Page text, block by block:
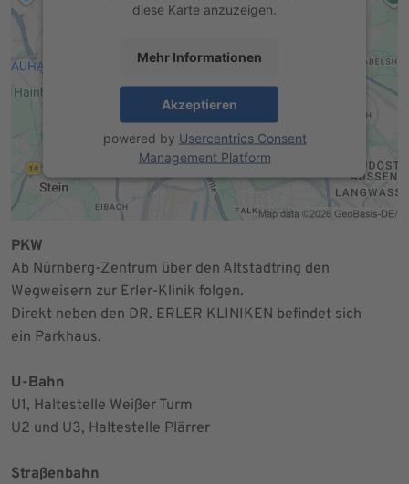
diese Karte anzuzeigen.
Mehr Informationen
Akzeptieren
powered by Usercentrics Consent
Management Platform
PKW
Ab Nürnberg-Zentrum über den Altstadtring den
Wegweisern zur Erler-Klinik folgen.
Direkt neben den DR. ERLER KLINIKEN befindet sich
ein Parkhaus.
U-Bahn
U1, Haltestelle Weißer Turm
U2 und U3, Haltestelle Plärrer
Straßenbahn